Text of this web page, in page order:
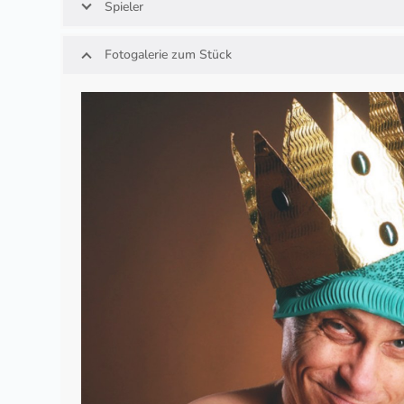
Spieler
Fotogalerie zum Stück